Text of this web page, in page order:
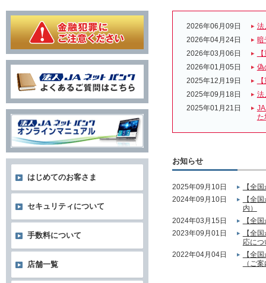
2026年06月09日
法
2026年04月24日
暗
2026年03月06日
2026年01月05日
偽
2025年12月19日
2025年09月18日
法
2025年01月21日
た
お知らせ
2025年09月10日
【全
2024年09月10日
【全
内）
2024年03月15日
【全
2023年09月01日
【全
応に
2022年04月04日
【全
（ご
はじめてのお客さま
セキュリティについて
手数料について
店舗一覧